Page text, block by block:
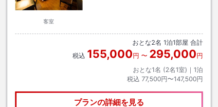
客室
おとな2名 1泊1部屋 合計
税込 155,000円 〜 295,000円
おとな1名 (2名1室)｜ 1泊
税込 77,500円〜147,500円
プランの詳細を見る